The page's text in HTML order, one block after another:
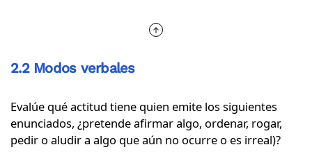
2.2 Modos verbales
Evalúe qué actitud tiene quien emite los siguientes
enunciados, ¿pretende afirmar algo, ordenar, rogar,
pedir o aludir a algo que aún no ocurre o es irreal)?